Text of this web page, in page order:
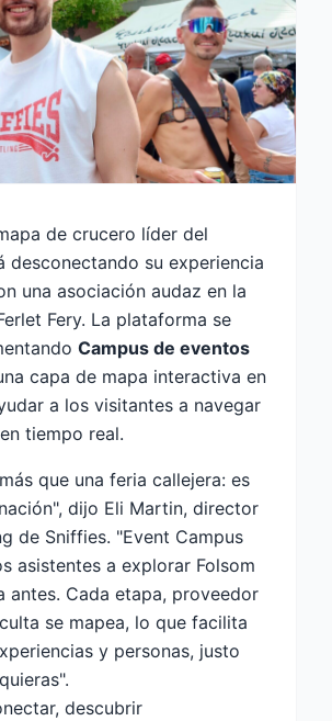
de crucero líder del
desconectando su experiencia
una asociación audaz en la
Fery. La plataforma se
Campus de eventos
capa de mapa interactiva en
a los visitantes a navegar
tiempo real.
que una feria callejera: es
dijo Eli Martin, director
de Sniffies. "Event Campus
asistentes a explorar Folsom
antes. Cada etapa, proveedor
se mapea, lo que facilita
y personas, justo
descubrir